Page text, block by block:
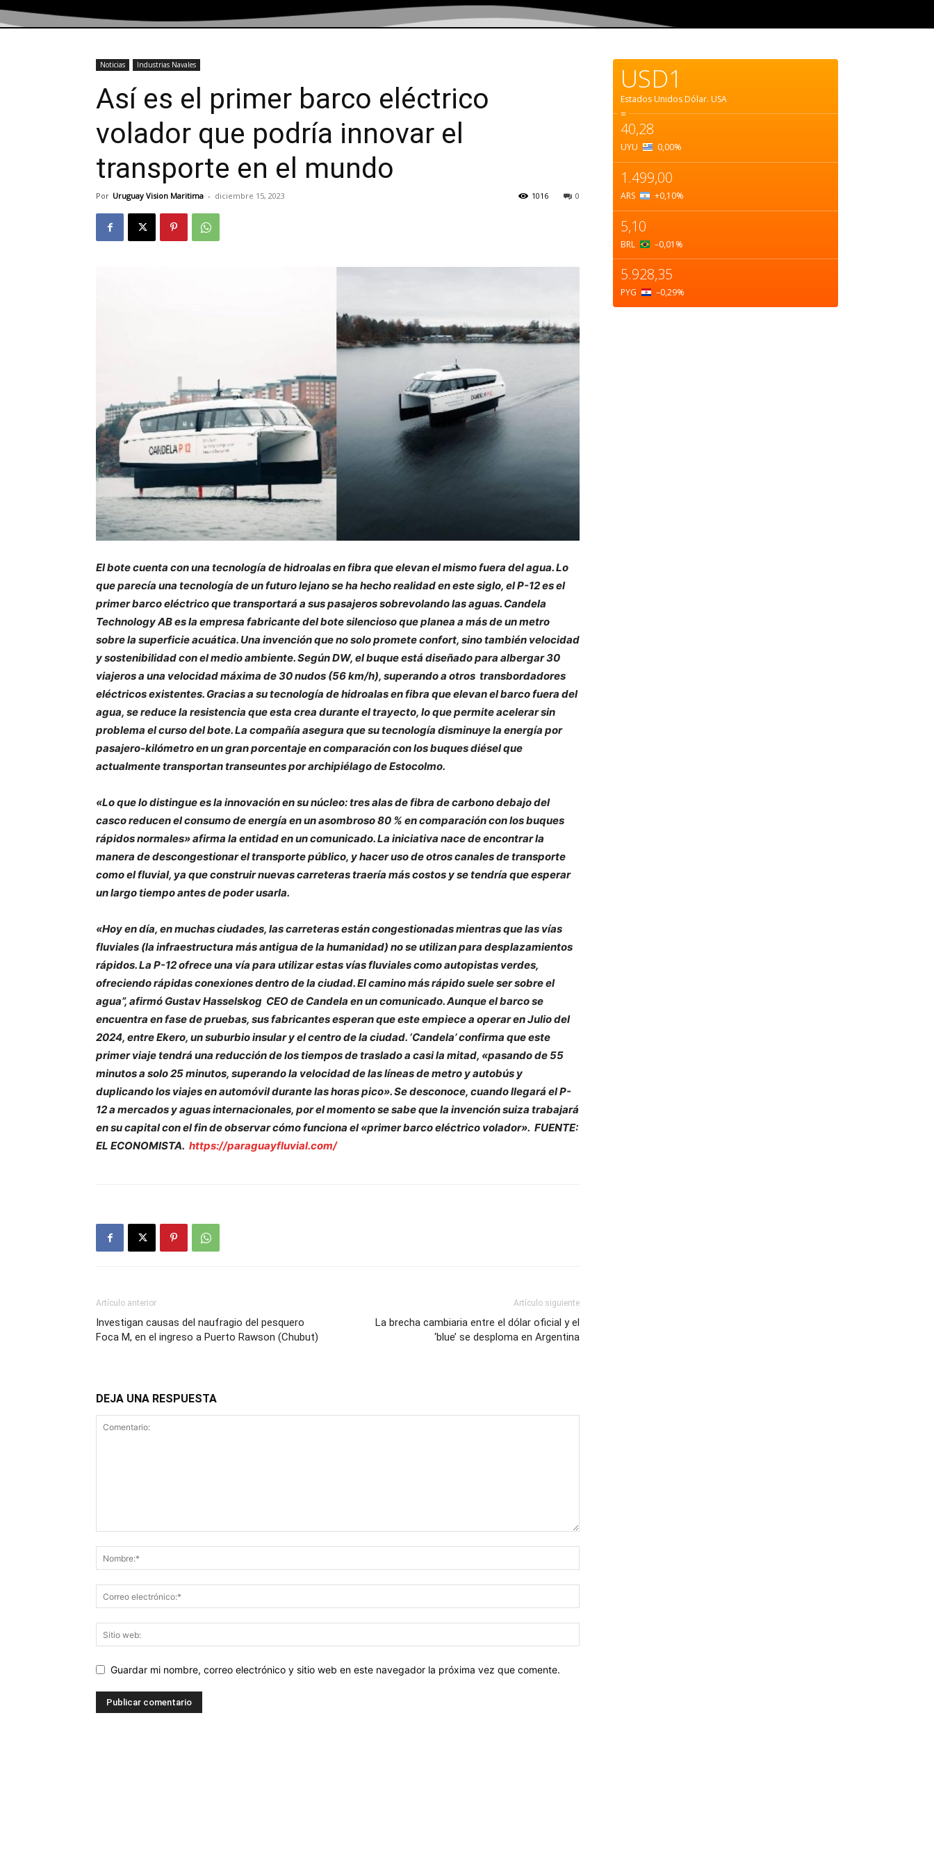
Noticias Industrias Navales
Así es el primer barco eléctrico
volador que podría innovar el
transporte en el mundo
Por Uruguay Vision Maritima - diciembre 15, 2023 0
1016
El bote cuenta con una tecnología de hidroalas en fibra que elevan el mismo fuera del agua. Lo
que parecía una tecnología de un futuro lejano se ha hecho realidad en este siglo, el P-12 es el
primer barco eléctrico que transportará a sus pasajeros sobrevolando las aguas. Candela
Technology AB es la empresa fabricante del bote silencioso que planea a más de un metro
sobre la superficie acuática. Una invención que no solo promete confort, sino también velocidad
y sostenibilidad con el medio ambiente. Según DW, el buque está diseñado para albergar 30
viajeros a una velocidad máxima de 30 nudos (56 km/h), superando a otros transbordadores
eléctricos existentes. Gracias a su tecnología de hidroalas en fibra que elevan el barco fuera del
agua, se reduce la resistencia que esta crea durante el trayecto, lo que permite acelerar sin
problema el curso del bote. La compañía asegura que su tecnología disminuye la energía por
pasajero-kilómetro en un gran porcentaje en comparación con los buques diésel que
actualmente transportan transeuntes por archipiélago de Estocolmo.
«Lo que lo distingue es la innovación en su núcleo: tres alas de fibra de carbono debajo del
casco reducen el consumo de energía en un asombroso 80 % en comparación con los buques
rápidos normales» afirma la entidad en un comunicado. La iniciativa nace de encontrar la
manera de descongestionar el transporte público, y hacer uso de otros canales de transporte
como el fluvial, ya que construir nuevas carreteras traería más costos y se tendría que esperar
un largo tiempo antes de poder usarla.
«Hoy en día, en muchas ciudades, las carreteras están congestionadas mientras que las vías
fluviales (la infraestructura más antigua de la humanidad) no se utilizan para desplazamientos
rápidos. La P-12 ofrece una vía para utilizar estas vías fluviales como autopistas verdes,
ofreciendo rápidas conexiones dentro de la ciudad. El camino más rápido suele ser sobre el
agua”, afirmó Gustav Hasselskog CEO de Candela en un comunicado. Aunque el barco se
encuentra en fase de pruebas, sus fabricantes esperan que este empiece a operar en Julio del
2024, entre Ekero, un suburbio insular y el centro de la ciudad. ‘Candela’ confirma que este
primer viaje tendrá una reducción de los tiempos de traslado a casi la mitad, «pasando de 55
minutos a solo 25 minutos, superando la velocidad de las líneas de metro y autobús y
duplicando los viajes en automóvil durante las horas pico». Se desconoce, cuando llegará el P-
12 a mercados y aguas internacionales, por el momento se sabe que la invención suiza trabajará
en su capital con el fin de observar cómo funciona el «primer barco eléctrico volador». FUENTE:
EL ECONOMISTA. https://paraguayfluvial.com/
Artículo anterior
Investigan causas del naufragio del pesquero
Foca M, en el ingreso a Puerto Rawson (Chubut)
Artículo siguiente
La brecha cambiaria entre el dólar oficial y el
‘blue’ se desploma en Argentina
DEJA UNA RESPUESTA
Guardar mi nombre, correo electrónico y sitio web en este navegador la próxima vez que comente.
USD1
Estados Unidos Dólar. USA
=
40,28
UYU 0,00%
1.499,00
ARS +0,10%
5,10
BRL –0,01 %
5.928,35
PYG –0,29%